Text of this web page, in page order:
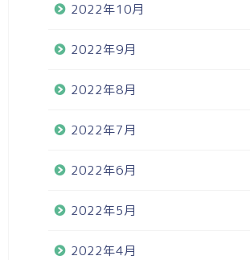
2022年10月
2022年9月
2022年8月
2022年7月
2022年6月
2022年5月
2022年4月